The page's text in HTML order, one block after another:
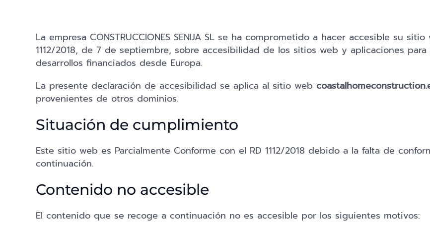
La empresa CONSTRUCCIONES SENIJA SL se ha comprometido a hacer accesible su
1112/2018, de 7 de septiembre, sobre accesibilidad de los sitios web y aplicaciones
desarrollos financiados desde Europa.
La presente declaración de accesibilidad se aplica al sitio web
provenientes de otros dominios.
Situación de cumplimiento
Este sitio web es Parcialmente Conforme con el RD 1112/2018 debido a la falta de
continuación.
Contenido no accesible
El contenido que se recoge a continuación no es accesible por los siguientes motivos: